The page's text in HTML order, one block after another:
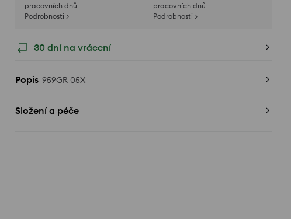
pracovních dnů
Podrobnosti >
pracovních dnů
Podrobnosti >
30 dní na vrácení
Popis 959GR-05X
Složení a péče